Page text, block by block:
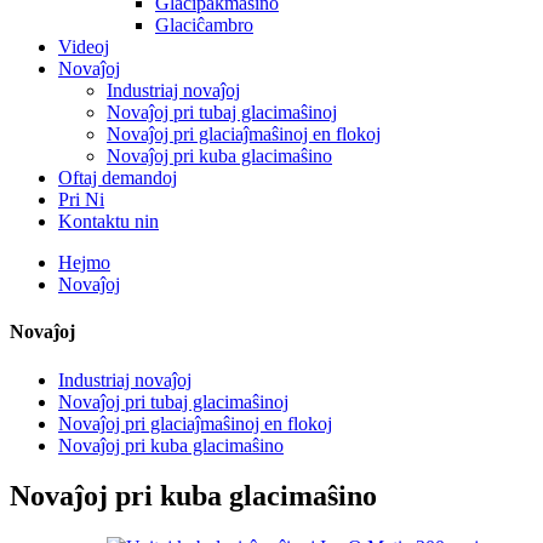
Glaciĉambro
Videoj
Novaĵoj
Industriaj novaĵoj
Novaĵoj pri tubaj glacimaŝinoj
Novaĵoj pri glaciaĵmaŝinoj en flokoj
Novaĵoj pri kuba glacimaŝino
Oftaj demandoj
Pri Ni
Kontaktu nin
Hejmo
Novaĵoj
Novaĵoj
Industriaj novaĵoj
Novaĵoj pri tubaj glacimaŝinoj
Novaĵoj pri glaciaĵmaŝinoj en flokoj
Novaĵoj pri kuba glacimaŝino
Novaĵoj pri kuba glacimaŝino